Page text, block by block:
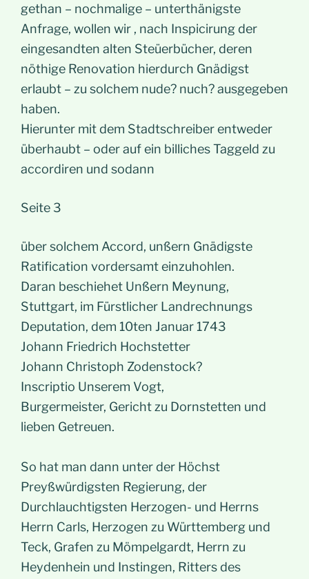
gethan – nochmalige – unterthänigste
Anfrage, wollen wir , nach Inspicirung der
eingesandten alten Steüerbücher, deren
nöthige Renovation hierdurch Gnädigst
erlaubt – zu solchem nude? nuch? ausgegeben
haben.
Hierunter mit dem Stadtschreiber entweder
überhaubt – oder auf ein billiches Taggeld zu
accordiren und sodann
Seite 3
über solchem Accord, unßern Gnädigste
Ratification vordersamt einzuhohlen.
Daran beschiehet Unßern Meynung,
Stuttgart, im Fürstlicher Landrechnungs
Deputation, dem 10ten Januar 1743
Johann Friedrich Hochstetter
Johann Christoph Zodenstock?
Inscriptio Unserem Vogt,
Burgermeister, Gericht zu Dornstetten und
lieben Getreuen.
So hat man dann unter der Höchst
Preyßwürdigsten Regierung, der
Durchlauchtigsten Herzogen- und Herrns
Herrn Carls, Herzogen zu Württemberg und
Teck, Grafen zu Mömpelgardt, Herrn zu
Heydenhein und Instingen, Ritters des